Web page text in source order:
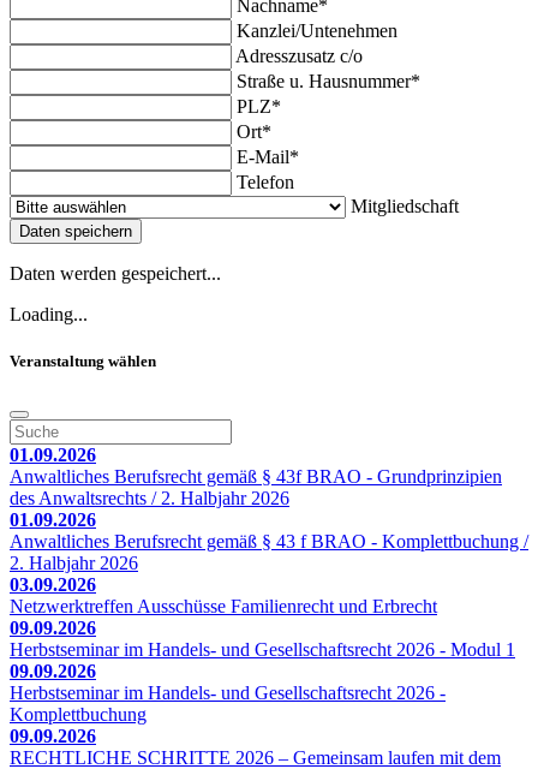
Nachname*
Kanzlei/Untenehmen
Adresszusatz c/o
Straße u. Hausnummer*
PLZ*
Ort*
E-Mail*
Telefon
Mitgliedschaft
Daten speichern
Daten werden gespeichert...
Loading...
Veranstaltung wählen
01.09.2026
Anwaltliches Berufsrecht gemäß § 43f BRAO - Grundprinzipien
des Anwaltsrechts / 2. Halbjahr 2026
01.09.2026
Anwaltliches Berufsrecht gemäß § 43 f BRAO - Komplettbuchung /
2. Halbjahr 2026
03.09.2026
Netzwerktreffen Ausschüsse Familienrecht und Erbrecht
09.09.2026
Herbstseminar im Handels- und Gesellschaftsrecht 2026 - Modul 1
09.09.2026
Herbstseminar im Handels- und Gesellschaftsrecht 2026 -
Komplettbuchung
09.09.2026
RECHTLICHE SCHRITTE 2026 – Gemeinsam laufen mit dem